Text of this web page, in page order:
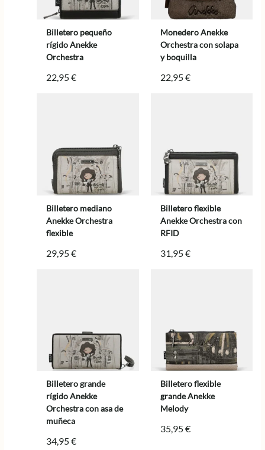
Billetero pequeño
rígido Anekke
Orchestra
22,95€
Monedero Anekke
Orchestra con solapa
y boquilla
22,95€
Billetero mediano
Anekke Orchestra
flexible
29,95€
Billetero flexible
Anekke Orchestra con
RFID
31,95€
Billetero grande
rígido Anekke
Orchestra con asa de
muñeca
34,95€
Billetero flexible
grande Anekke
Melody
35,95€